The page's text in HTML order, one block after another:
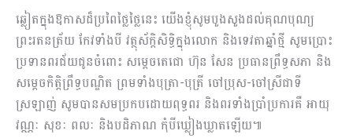
ឆ្លៀតក្នុងឱកាសដ៏ប្រពៃថ្លៃថ្លៃនេះ យើងខ្ញុំសូមបួងសួងដល់គុណបុណ្យ
ព្រះរតនត្រ័យ កែវទាំងបី វត្ថុស័ក្ដិសិទ្ធិក្នុងលោក និងទេវតាឆ្នាំថ្មី សូមប្រោះ
ប្រទានពរជ័យជូនចំពោះ សម្ដេចតេជោ ហ៊ុន សែន ប្រធានព្រឹទ្ធសភា និង
សម្តេចកិត្តិព្រឹទ្ធបណ្ឌិត ព្រមទាំងបុត្រា-បុត្រី ចៅប្រុស-ចៅស្រីជាទី
ស្រឡាញ់ សូមបានសមប្រកបដោយពុទ្ធពរ និងពរទាំងប្រាំប្រការគឺ អាយុ
វណ្ណៈ សុខៈ ពលៈ និងបដិភាណ កុំបីឃ្លៀងឃ្លាតឡើយ៕